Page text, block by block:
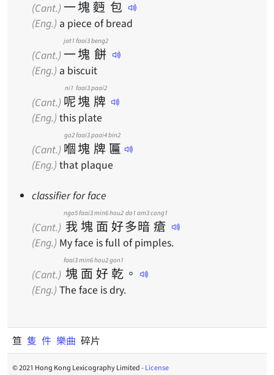
(Cant.) 一塊麪 包
(Eng.) a piece of bread
(Cant.) 一
jat1
塊
faai3
餅
beng2
(Eng.) a biscuit
(Cant.) 呢
ni1
塊
faai3
牌
paai2
(Eng.) this plate
(Cant.) 嗰
go2
塊
faai3
牌
paai4
匾
bin2
(Eng.) that plaque
classifier for face
(Cant.) 我
ngo5
塊
faai3
面
min6
好
hou2
多
do1
暗
am3
瘡
cong1
(Eng.) My face is full of pimples.
(Cant.) 塊
faai3
面
min6
好
hou2
乾
gon1
。
(Eng.) The face is dry.
笪 隻 件 樂曲 碎片
© 2021 Hong Kong Lexicography Limited -License